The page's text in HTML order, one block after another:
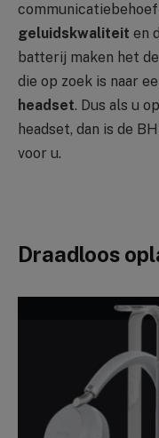
geluidskwaliteit en
batterij maken het
die op zoek is naar
headset. Dus als u
headset, dan is de
voor u.
Draadloos